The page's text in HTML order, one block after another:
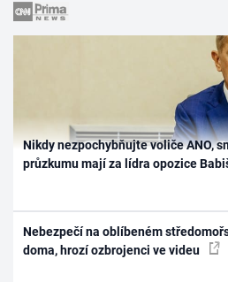
Nikdy nezpochybňujte voliče ANO,
průzkumu mají za lídra opozice
Nebezpečí na oblíbeném
doma, hrozí ozbrojenci ve videu